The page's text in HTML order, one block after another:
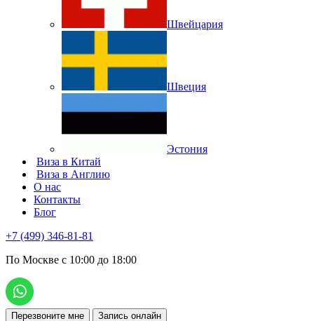
Швейцария
Швеция
Эстония
Виза в Китай
Виза в Англию
О нас
Контакты
Блог
+7 (499) 346-81-81
По Москве с 10:00 до 18:00
Перезвоните мне Запись онлайн